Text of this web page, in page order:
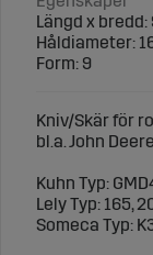
Längd x bredd:
Håldiameter:
Form: 9
Kniv/Skär för
bl.a. John
Kuhn Typ:
Lely Typ: 165,
Someca Typ: